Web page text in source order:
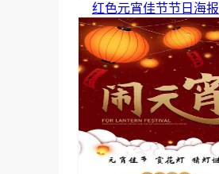
红色元宵佳节节日海报